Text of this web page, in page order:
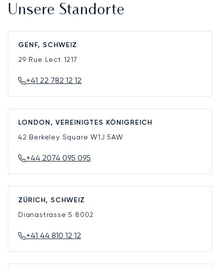
Unsere Standorte
GENF, SCHWEIZ
29 Rue Lect 1217
+41 22 782 12 12
LONDON, VEREINIGTES KÖNIGREICH
42 Berkeley SquareW1J 5AW
+44 2074 095 095
ZÜRICH, SCHWEIZ
Dianastrasse 5 8002
+41 44 810 12 12